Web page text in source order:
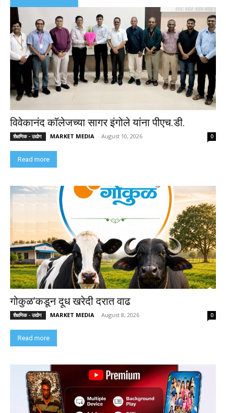
विवेकानंद कॉलेजच्या सागर इंगोले यांना पीएच.डी.
शैक्षणिक - उद्योग MARKET MEDIA - August 10, 2026 0
Read more
गोकुळ’कडून दूध खरेदी दरात वाढ
शैक्षणिक - उद्योग MARKET MEDIA - August 8, 2026 0
Read more